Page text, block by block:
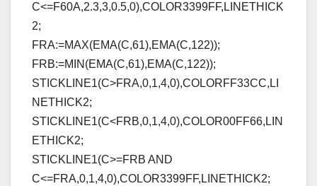
C<=F60A,2.3,3,0.5,0),COLOR3399FF,LINETHICK
2;
FRA:=MAX(EMA(C,61),EMA(C,122));
FRB:=MIN(EMA(C,61),EMA(C,122));
STICKLINE1(C>FRA,0,1,4,0),COLORFF33CC,LI
NETHICK2;
STICKLINE1(C<FRB,0,1,4,0),COLOR00FF66,LIN
ETHICK2;
STICKLINE1(C>=FRB AND
C<=FRA,0,1,4,0),COLOR3399FF,LINETHICK2;